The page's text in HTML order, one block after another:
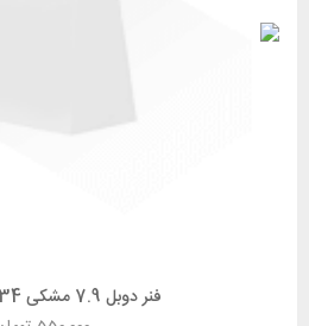
فنر دوبل 7.9 مشکی 34 لوپ (A4)